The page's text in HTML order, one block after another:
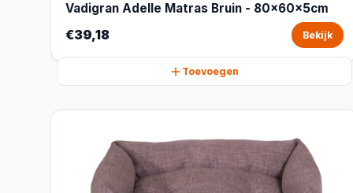
Vadigran Adelle Matras Bruin - 80x60x5cm
€39,18 Bekijk
Toevoegen